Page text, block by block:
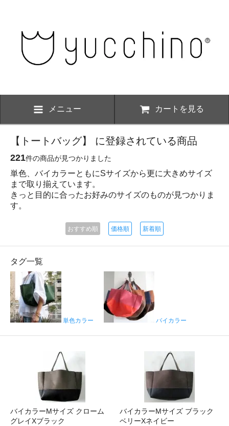
メニュー カートを見る
【トートバッグ】 に登録されている商品
221件の商品が見つかりました
単色、バイカラーともにSサイズから更に大きめサイズ
まで取り揃えています。
きっと目的に合ったお好みのサイズのものが見つかりま
す。
おすすめ順 価格順 新着順
タグ一覧
単色カラー バイカラー
バイカラーMサイズ クローム
グレイXブラック
バイカラーMサイズ ブラック
ベリーXネイビー